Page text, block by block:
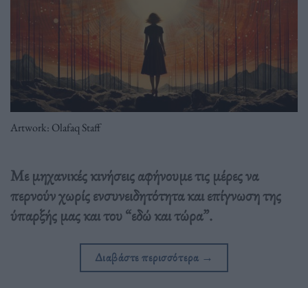
Artwork: Olafaq Staff
Με μηχανικές κινήσεις αφήνουμε τις μέρες να
περνούν χωρίς ενσυνειδητότητα και επίγνωση της
ύπαρξής μας και του “εδώ και τώρα”.
Διαβάστε περισσότερα →